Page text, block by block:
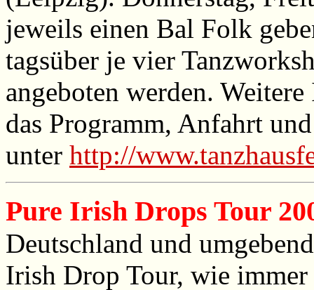
jeweils einen Bal Folk
tagsüber je vier
angeboten werden.
das Programm, Anfahrt
unter http://
Pure Irish Drops Tour
Deutschland und
Irish Drop Tour, wie